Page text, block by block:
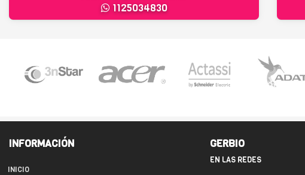
1125034830
INFORMACIÓN
INICIO
GERBIO
EN LAS REDES